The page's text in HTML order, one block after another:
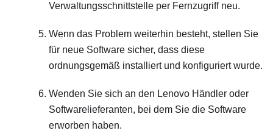
Verwaltungsschnittstelle per Fernzugriff neu.
Wenn das Problem weiterhin besteht, stellen Sie
für neue Software sicher, dass diese
ordnungsgemäß installiert und konfiguriert wurde.
Wenden Sie sich an den Lenovo Händler oder
Softwarelieferanten, bei dem Sie die Software
erworben haben.